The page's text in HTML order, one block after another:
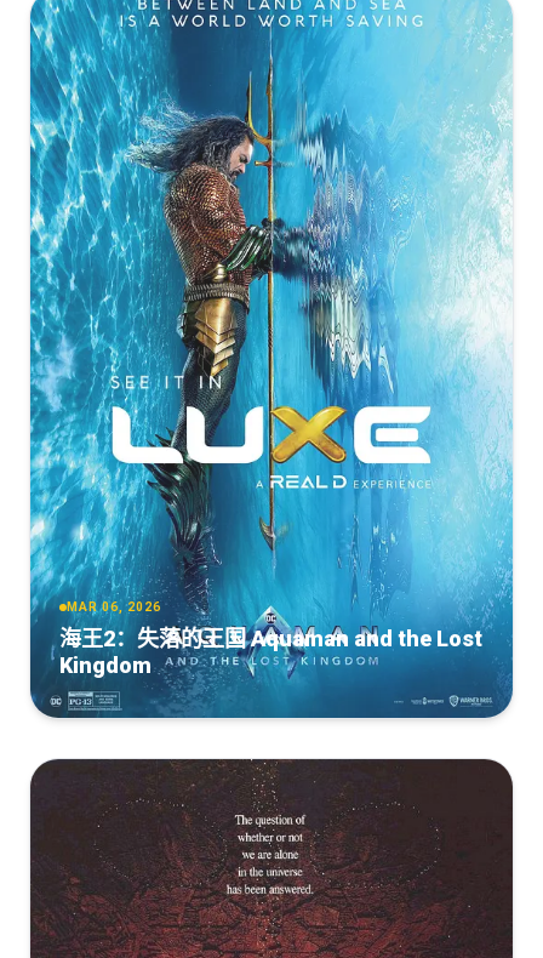
How.to.Train.Your.Dragon.2025.Hybrid.2160p.WEB-
DL.DV.HDR.DDP5.1.Atmos.H265-AOC
[22.27GB] 复制
新·驯龙高手[无字片
源].How.to.Train.Your.Dragon.2025.2160p.iTunes.WEB-
DL.DDP.5.1.Atmos.HDR10+.H.265-DreamHD
[21.87GB] 复制 下载
新·驯龙高手[无字片
源].How.to.Train.Your.Dragon.2025.2160p.iT.WEB-
DL.DDP5.1.Atmos.HDR.H.265-PandaQT
[21.87GB] 复制 下载
新·驯龙高手[无字片
源].How.to.Train.Your.Dragon.2025.2160p.iT.WEB-
DL.HDR.H.265.DDP5.1.Atmos-QuickIO
[21.87GB] 复制 下载
How to Train Your Dragon 2025 IMAX UHD BluRay 2160p
HDR10 DV HEVC TrueHD Atmos 7.1 x265-E
[21.07GB] 复制 下载
How to Train Your Dragon (2025) IMAX (2160p BluRay
x265 10bit DV HDR TrueHD Atmos 7.1 r00t)
[19.98GB] 复制 下载
How to Train Your Dragon 2025 WEB-DL 2160p HDR10+
DDP Atmos 5.1 x265-E
[18.33GB] 复制 下载
新·驯龙高手[杜比视界版本][中文字
幕].How.To.Train.Your.Dragon.2025.2160p.MA.WEB-
DL.DDP5.1.Atmos.DV.H.265-PandaQT
[22.27GB] 复制 下载
新·驯龙高手[中文字
幕].How.To.Train.Your.Dragon.2025.2160p.MA.WEB-
DL.DDP5.1.Atmos.HDR.H.265-PandaQT
[22.14GB] 复制 下载
新·驯龙高手[国语配音+中文字
幕].How.to.Train.Your.Dragon.2025.V2.2160p.WEB-
DL.H265.DDP5.1-QuickIO
[14.54GB] 复制 下载
新·驯龙高手[国语配音+中文字
幕].How.to.Train.Your.Dragon.2025.2160p.WEB-
DL.H265.HDR.DDP5.1-QuickIO
[10.53GB] 复制 下载
新·驯龙高手.2025.HD2160P.AAC.H264.CHS-ENG.BTSJ6
[10.16GB] 复制 下载
复制 下载
新·驯龙高手[国语配音+中文字
幕].How.to.Train.Your.Dragon.2025.2160p.WEB-
DL.H265.DDP5.1-QuickIO
[4.97GB] 复制 下载
MAR 06, 2026
海王2：失落的王国 Aquaman and the Lost
Kingdom